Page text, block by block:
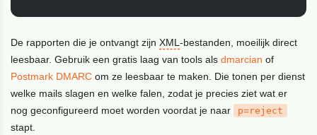
De rapporten die je ontvangt zijnXML-bestanden, moeilijk direct
leesbaar. Gebruik een gratis laag van tools alsdmarcian of
Postmark DMARC om ze leesbaar te maken. Die tonen per dienst
welke mails slagen en welke falen, zodat je precies ziet wat er
nog geconfigureerd moet worden voordat je naar
p=reject
stapt.